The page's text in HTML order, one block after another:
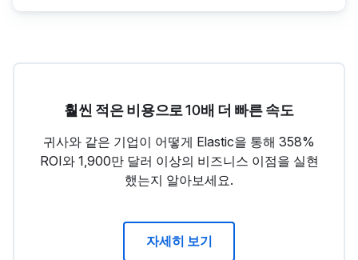
훨씬 적은 비용으로 10배 더 빠른 속도
귀사와 같은 기업이 어떻게 Elastic을 통해 358%
ROI와 1,900만 달러 이상의 비즈니스 이점을 실현
했는지 알아보세요.
자세히 보기